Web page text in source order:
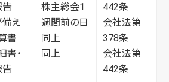
告
え
書
書・
告
株主総会1
週間前の日
同上
同上
442条
会社法第
378条
会社法第
442条